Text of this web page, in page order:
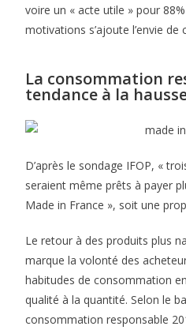
voire un « acte utile » pour
motivations s’ajoute l’envie
La consommation
tendance à la
D’après le sondage IFOP, «
seraient même prêts à payer
Made in France », soit une
Le retour à des produits plus
marque la volonté des
habitudes de consommation
qualité à la quantité. Selon le
consommation responsable